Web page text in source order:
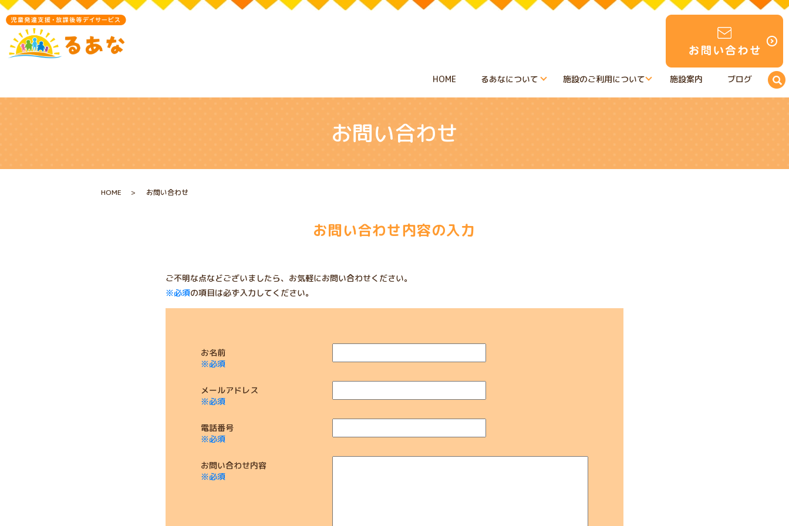
HOME るあなについて 施設のご利用について 施設案内 ブログ
お問い合わせ
HOME お問い合わせ
お問い合わせ内容の入力
ご不明な点などございましたら、お気軽にお問い合わせください。
※必須の項目は必ず入力してください。
お名前
※必須
メールアドレス
※必須
電話番号
※必須
お問い合わせ内容
※必須